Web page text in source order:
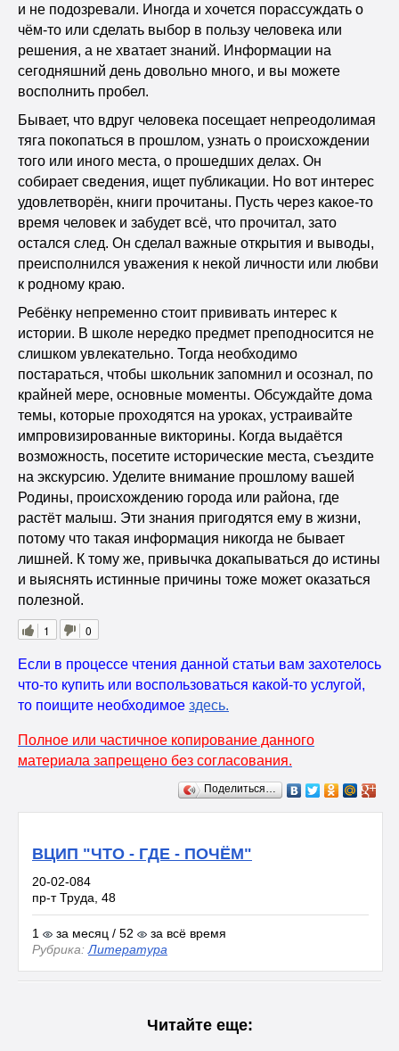
и не подозревали. Иногда и хочется порассуждать о
чём-то или сделать выбор в пользу человека или
решения, а не хватает знаний. Информации на
сегодняшний день довольно много, и вы можете
восполнить пробел.
Бывает, что вдруг человека посещает непреодолимая
тяга покопаться в прошлом, узнать о происхождении
того или иного места, о прошедших делах. Он
собирает сведения, ищет публикации. Но вот интерес
удовлетворён, книги прочитаны. Пусть через какое-то
время человек и забудет всё, что прочитал, зато
остался след. Он сделал важные открытия и выводы,
преисполнился уважения к некой личности или любви
к родному краю.
Ребёнку непременно стоит прививать интерес к
истории. В школе нередко предмет преподносится не
слишком увлекательно. Тогда необходимо
постараться, чтобы школьник запомнил и осознал, по
крайней мере, основные моменты. Обсуждайте дома
темы, которые проходятся на уроках, устраивайте
импровизированные викторины. Когда выдаётся
возможность, посетите исторические места, съездите
на экскурсию. Уделите внимание прошлому вашей
Родины, происхождению города или района, где
растёт малыш. Эти знания пригодятся ему в жизни,
потому что такая информация никогда не бывает
лишней. К тому же, привычка докапываться до истины
и выяснять истинные причины тоже может оказаться
полезной.
1
0
Если в процессе чтения данной статьи вам захотелось
что-то купить или воспользоваться какой-то услугой,
то поищите необходимое здесь.
Полное или частичное копирование данного
материала запрещено без согласования.
Поделиться…
ВЦИП "ЧТО - ГДЕ - ПОЧЁМ"
20-02-084
пр-т Труда, 48
1 за месяц / 52
за всё время
Рубрика: Литература
Читайте еще: